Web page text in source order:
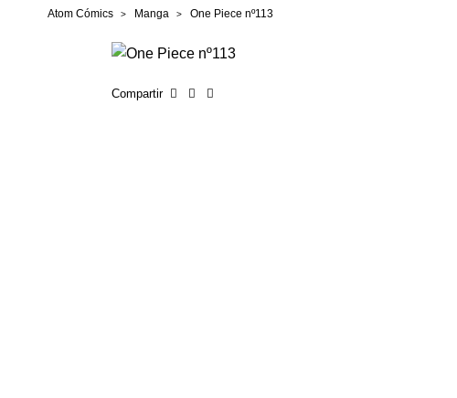
Atom Cómics Manga One Piece nº113
Compartir